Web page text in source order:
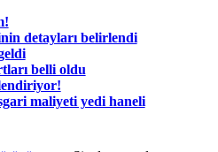
detayları belirlendi
belli oldu
maliyeti yedi haneli